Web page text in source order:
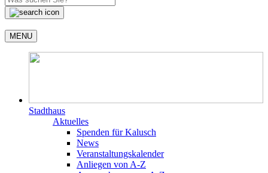
MENU
Stadthaus
Aktuelles
Spenden für Kalusch
News
Veranstaltungskalender
Anliegen von A-Z